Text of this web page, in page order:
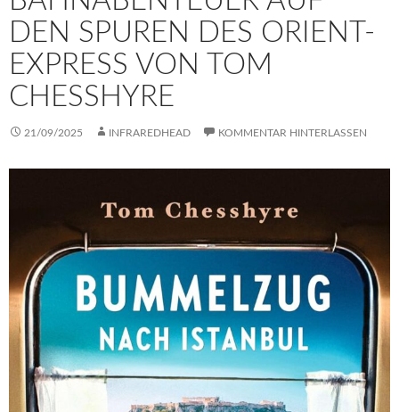
DEN SPUREN DES ORIENT-
EXPRESS VON TOM
CHESSHYRE
21/09/2025 INFRAREDHEAD KOMMENTAR HINTERLASSEN